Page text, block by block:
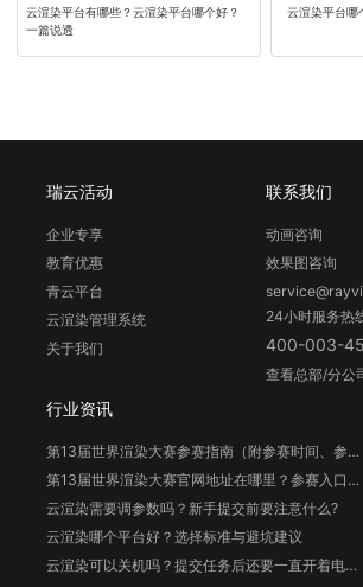
云渲染平台有哪些？云渲染平台哪个好？
一篇说透
云渲染平台哪
瑞云活动
企业专享
教育优惠
青云平台
云渲染管理系统
关于我们
行业资讯
第13届世界渲染大赛参赛指南（附参赛时间、参赛要求、赛事奖励等）
第13届世界渲染大赛官网地址在哪里？参赛入口与信息整理
云渲染需要调参数吗？新手提交前要注意什么?
云渲染哪个平台好？选择标准与避坑建议
云渲染可以关机吗？提交任务后还要一直开着电脑吗？
联系我们
动画咨询
效果图咨询
24小时服务热
400-003-
查看总部/分公